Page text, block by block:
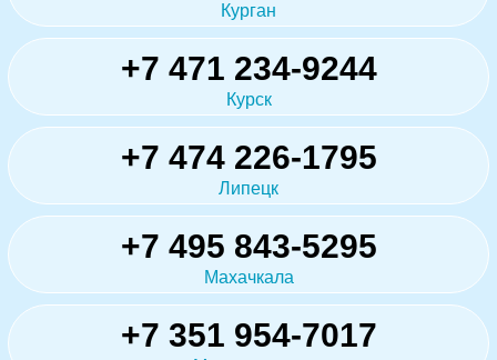
Курган
+7 471 234-9244
Курск
+7 474 226-1795
Липецк
+7 495 843-5295
Махачкала
+7 351 954-7017